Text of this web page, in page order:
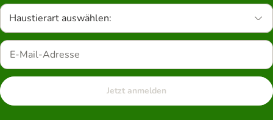
Haustierart auswählen:
Jetzt anmelden